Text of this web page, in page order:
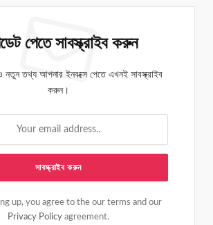
পেতে সাবস্ক্রাইব করুন
নতুন তথ্য আপনার ইনবক্সে পেতে এখনই সাবস্ক্রাইব
করুন।
up, you agree to the our terms and our
Privacy Policy agreement.